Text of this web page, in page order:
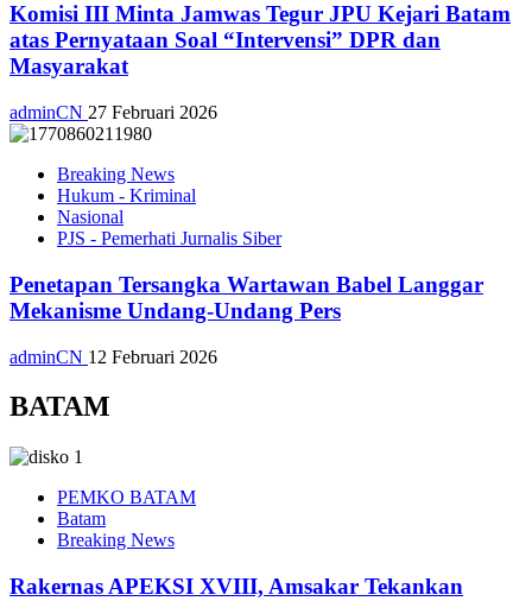
Komisi III Minta Jamwas Tegur JPU Kejari Batam
atas Pernyataan Soal “Intervensi” DPR dan
Masyarakat
adminCN 27 Februari 2026
Breaking News
Hukum - Kriminal
Nasional
PJS - Pemerhati Jurnalis Siber
Penetapan Tersangka Wartawan Babel Langgar
Mekanisme Undang-Undang Pers
adminCN 12 Februari 2026
BATAM
PEMKO BATAM
Batam
Breaking News
Rakernas APEKSI XVIII, Amsakar Tekankan